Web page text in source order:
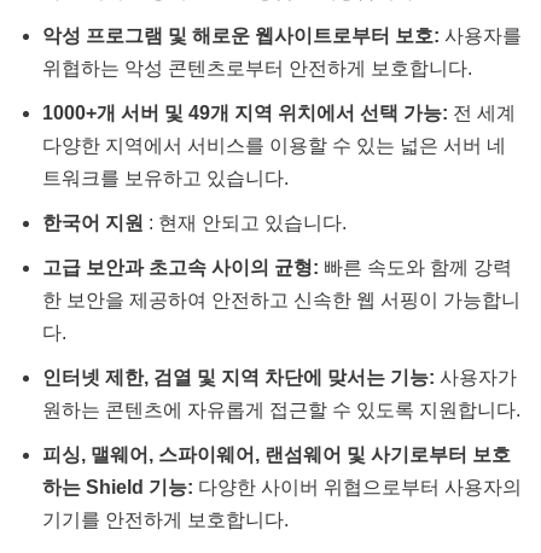
악성 프로그램 및 해로운 웹사이트로부터 보호: 사용자를
위협하는 악성 콘텐츠로부터 안전하게 보호합니다.
1000+개 서버 및 49개 지역 위치에서 선택 가능: 전 세계
다양한 지역에서 서비스를 이용할 수 있는 넓은 서버 네
트워크를 보유하고 있습니다.
한국어 지원 : 현재 안되고 있습니다.
고급 보안과 초고속 사이의 균형: 빠른 속도와 함께 강력
한 보안을 제공하여 안전하고 신속한 웹 서핑이 가능합니
다.
인터넷 제한, 검열 및 지역 차단에 맞서는 기능: 사용자가
원하는 콘텐츠에 자유롭게 접근할 수 있도록 지원합니다.
피싱, 맬웨어, 스파이웨어, 랜섬웨어 및 사기로부터 보호
하는 Shield 기능: 다양한 사이버 위협으로부터 사용자의
기기를 안전하게 보호합니다.